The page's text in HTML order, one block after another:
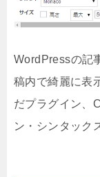
WordPressの記
稿内で綺麗に表
だプラグイン、
ン・シンタック